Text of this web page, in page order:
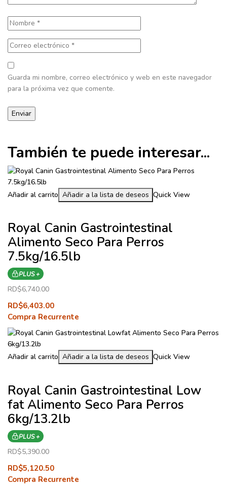
Guarda mi nombre, correo electrónico y web en este navegador
para la próxima vez que comente.
También te puede interesar...
Añadir al carrito Añadir a la lista de deseos Quick View
Royal Canin Gastrointestinal
Alimento Seco Para Perros
7.5kg/16.5lb
PLUS +
RD$6,740.00
RD$6,403.00
Compra Recurrente
Añadir al carrito Añadir a la lista de deseos Quick View
Royal Canin Gastrointestinal Low
fat Alimento Seco Para Perros
6kg/13.2lb
PLUS +
RD$5,390.00
RD$5,120.50
Compra Recurrente